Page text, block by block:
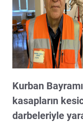
Kurban
kasapların
darbeleriyle